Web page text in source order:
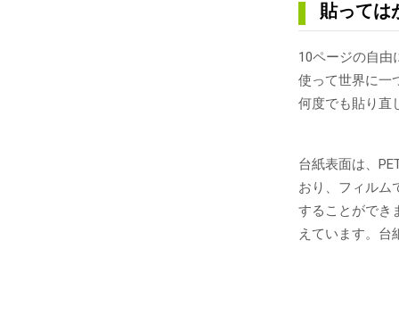
貼っては
10ページの自由
使って世界に一
何度でも貼り直
台紙表面は、
おり、フィルム
することができ
えています。台